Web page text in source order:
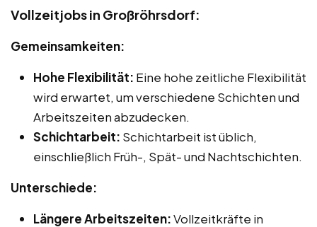
Vollzeitjobs in Großröhrsdorf:
Gemeinsamkeiten:
Hohe Flexibilität: Eine hohe zeitliche Flexibilität
wird erwartet, um verschiedene Schichten und
Arbeitszeiten abzudecken.
Schichtarbeit: Schichtarbeit ist üblich,
einschließlich Früh-, Spät- und Nachtschichten.
Unterschiede:
Längere Arbeitszeiten:Vollzeitkräfte in